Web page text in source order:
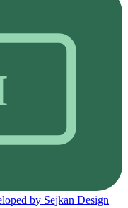
by Sejkan Design